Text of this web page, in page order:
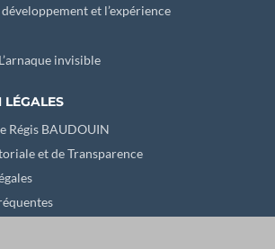
et l’expérience
invisible
LÉGALES
Régis BAUDOUIN
et de Transparence